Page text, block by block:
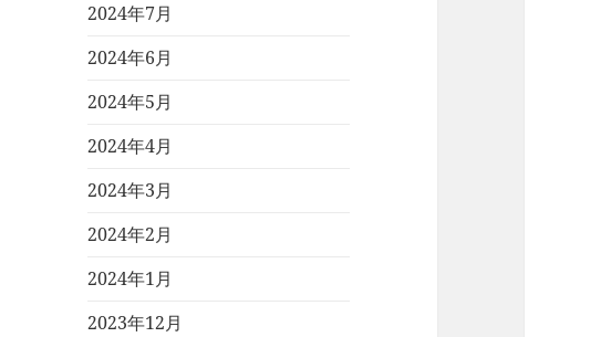
2024年7月
2024年6月
2024年5月
2024年4月
2024年3月
2024年2月
2024年1月
2023年12月